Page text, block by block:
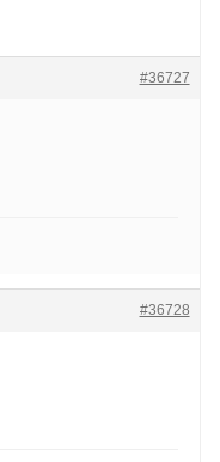
#36727
#36728